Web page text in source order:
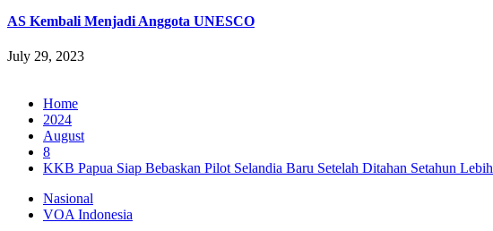
AS Kembali Menjadi Anggota UNESCO
July 29, 2023
Home
2024
August
8
KKB Papua Siap Bebaskan Pilot Selandia Baru Setelah Ditahan Setahun Lebih
Nasional
VOA Indonesia